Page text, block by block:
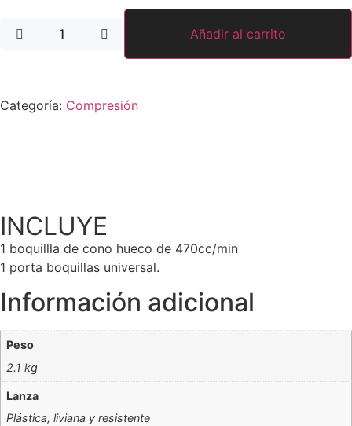
Añadir al carrito
Categoría: Compresión
INCLUYE
1 boquillla de cono hueco de 470cc/min
1 porta boquillas universal.
Información adicional
Peso
2.1 kg
Lanza
Plástica, liviana y resistente